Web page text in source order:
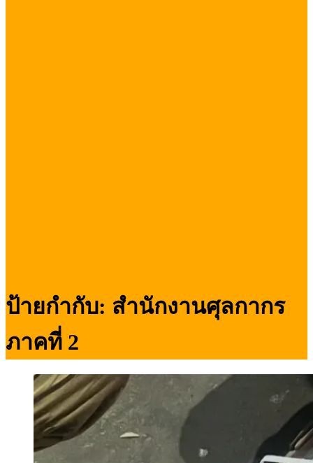
ป้ายกำกับ: สำนักงานศุลกากร
ภาคที่ 2